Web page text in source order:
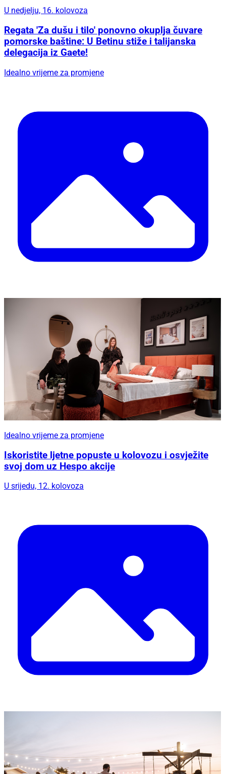
U nedjelju, 16. kolovoza
Regata 'Za dušu i tilo' ponovno okuplja čuvare
pomorske baštine: U Betinu stiže i talijanska
delegacija iz Gaete!
Idealno vrijeme za promjene
Idealno vrijeme za promjene
Iskoristite ljetne popuste u kolovozu i osvježite
svoj dom uz Hespo akcije
U srijedu, 12. kolovoza